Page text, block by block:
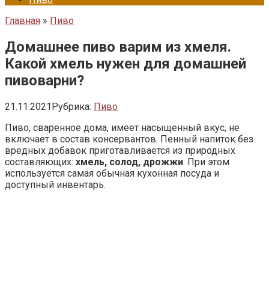
Главная » Пиво
Домашнее пиво варим из хмеля.
Какой хмель нужен для домашней
пивоварни?
21.11.2021Рубрика: Пиво
Пиво, сваренное дома, имеет насыщенный вкус, не
включает в состав консервантов. Пенный напиток без
вредных добавок приготавливается из природных
составляющих: хмель, солод, дрожжи. При этом
используется самая обычная кухонная посуда и
доступный инвентарь.